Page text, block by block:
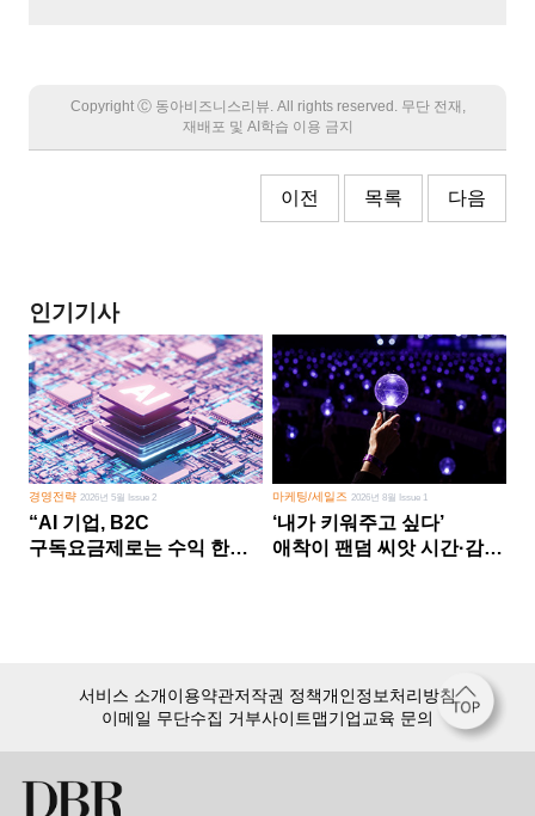
Copyright Ⓒ 동아비즈니스리뷰. All rights reserved. 무단 전재,
재배포 및 AI학습 이용 금지
이전 목록 다음
인기기사
경영전략 2026년 5월 Issue 2
“AI 기업, B2C
구독요금제로는 수익 한계
마케팅/세일즈 2026년 8월 Issue 1
‘내가 키워주고 싶다’
애착이 팬덤 씨앗 시간·감정
서비스 소개이용약관저작권 정책개인정보처리방침
이메일 무단수집 거부사이트맵기업교육 문의